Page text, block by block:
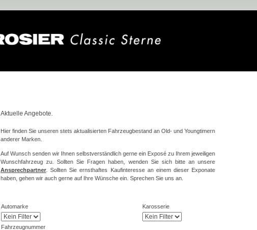
Aktuelle Angebote.
Hier finden Sie unseren stets aktualisierten Fahrzeugbestand an Old- und Youngtimern
anderer Marken.
Auf Wunsch senden wir Ihnen selbstverständlich gerne ein Exposé zu Ihrem jeweiligen
Wunschfahrzeug zu. Sollten Sie Fragen haben, wenden Sie sich bitte an unsere
Ansprechpartner . Sollten Sie ernsthaftes Kaufinteresse an einem dieser Exponate
haben, gehen wir auch gerne auf Ihre Wünsche ein. Sprechen Sie uns an.
Automarke Karosserie
Fahrzeugnummer